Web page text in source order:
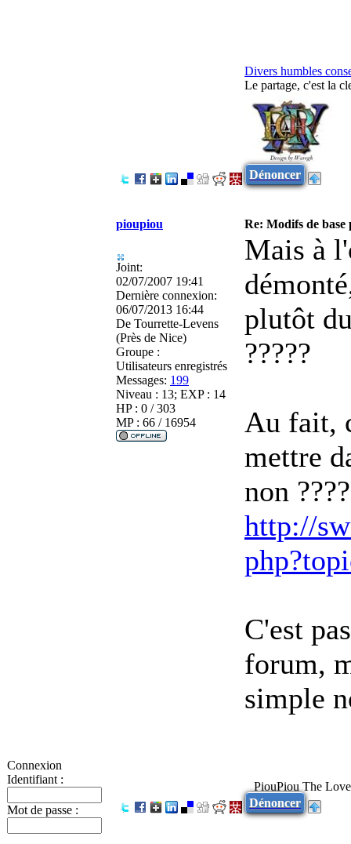
Connexion
Identifiant :
Mot de passe :
Divers humbles
Le partage, c'est la
Dénoncer
pioupiou Re: Modifs de
Joint:
02/07/2007 19:41
Dernière connexion:
06/07/2013 16:44
De Tourrette-Levens
(Près de Nice)
Groupe :
Utilisateurs enregistrés
Messages: 199
Niveau : 13; EXP : 14
HP : 0 / 303
MP : 66 / 16954
Mais à
plutôt
?????
Au fait,
mettre
non ????
http://
C'est
forum,
simple
PiouPiou The
Dénoncer